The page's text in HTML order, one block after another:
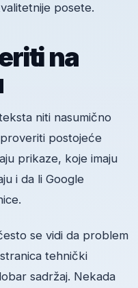
posete.
na
niti nasumično
postojeće
prikaze, koje imaju
i da li Google
se vidi da problem
tehnički
sadržaj. Nekada